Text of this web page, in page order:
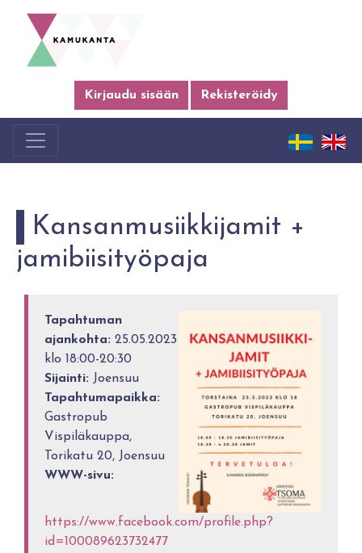
Kirjaudu sisään Rekisteröidy
Kansanmusiikkijamit +
jamibiisityöpaja
Tapahtuman
ajankohta: 25.05.2023
klo 18:00-20:30
Sijainti: Joensuu
Tapahtumapaikka:
Gastropub
Vispiläkauppa,
Torikatu 20, Joensuu
WWW-sivu:
https://www.facebook.com/profile.php?
id=100089623732477